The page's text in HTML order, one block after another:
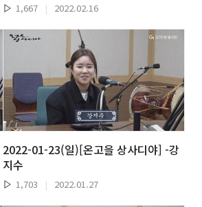
1,667 | 2022.02.16
2022-01-23(일)[온고을 상사디야] -강
지수
1,703 | 2022.01.27